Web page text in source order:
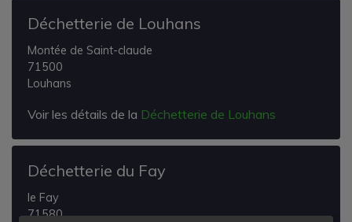
Déchetterie de Louhans
Montée de Saint-claude
71500
Louhans
Voir les détails de la Déchetterie de Louhans
Déchetterie du Fay
le Fay
71580